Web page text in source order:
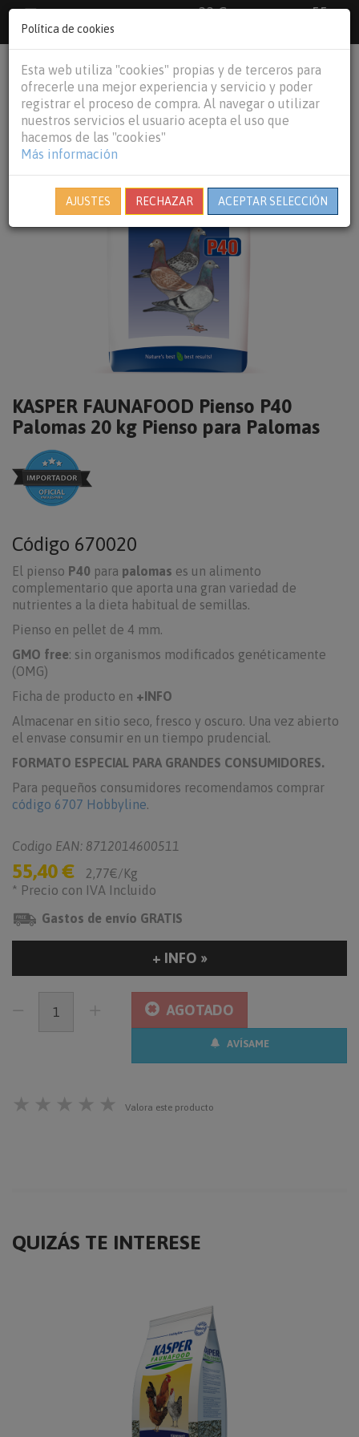
33 €
55
€Baleares y
person shopping_cart
KASPER FAUNAFOOD Pienso P40
Palomas 20 kg Pienso para Palomas
Código 670020
El pienso P40 para palomas es un alimento
complementario que aporta una gran variedad de
nutrientes a la dieta habitual de semillas.
Pienso en pellet de 4 mm.
GMO free: sin organismos modificados genéticamente
(OMG)
Ficha de producto en +INFO
Almacenar en sitio seco, fresco y oscuro. Una vez abierto
el envase consumir en un tiempo prudencial.
FORMATO ESPECIAL PARA GRANDES CONSUMIDORES.
Para pequeños consumidores recomendamos comprar
código 6707 Hobbyline.
Codigo EAN: 8712014600511
55,40 €
2,77€/Kg
* Precio con IVA Incluido
Gastos de envío GRATIS
+ INFO »
AGOTADO
AVÍSAME
★ ★ ★ ★ ★ Valora este producto
QUIZÁS TE INTERESE
Política de cookies
Esta web utiliza "cookies" propias y de terceros para
ofrecerle una mejor experiencia y servicio y poder
registrar el proceso de compra. Al navegar o utilizar
nuestros servicios el usuario acepta el uso que
hacemos de las "cookies"
Más información
AJUSTES RECHAZAR ACEPTAR SELECCIÓN